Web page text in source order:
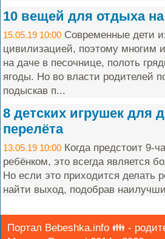
10 вещей для отдыха
15.05.19 10:00 Современные дети
цивилизацией, поэтому многим
на даче в песочнице, полоть
ягоды. Но во власти родителей
подыскав п...
8 детских игрушек для
перелёта
13.05.19 10:00 Когда предстоит 9-
ребёнком, это всегда является
Но если это приходится делать
найти выход, подобрав
Портал Bebeshka.info 👪 -